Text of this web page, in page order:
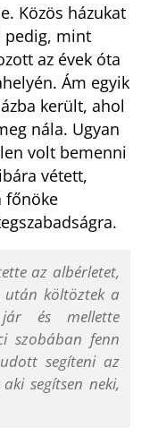
Közös házukat
pedig, mint
az évek óta
Ám egyik
került, ahol
nála. Ugyan
volt bemenni
vétett,
főnöke
az albérletet,
költöztek a
jár és mellette
szobában fenn
segíteni az
segítsen neki,